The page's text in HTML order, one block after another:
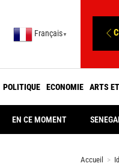
Français ▼
POLITIQUE ECONOMIE ARTS
EN CE MOMENT
Accueil >